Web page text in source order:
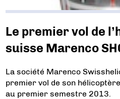
Le premier vol de
suisse Marenco
La société Marenco
premier vol de son
au premier semestre 2013.